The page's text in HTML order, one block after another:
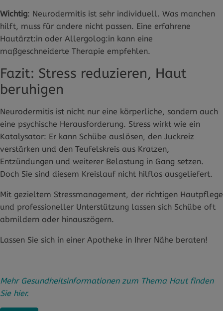
Wichtig: Neurodermitis ist sehr individuell. Was manchen
hilft, muss für andere nicht passen. Eine erfahrene
Hautärzt:in oder Allergolog:in kann eine
maßgeschneiderte Therapie empfehlen.
Fazit: Stress reduzieren, Haut
beruhigen
Neurodermitis ist nicht nur eine körperliche, sondern auch
eine psychische Herausforderung. Stress wirkt wie ein
Katalysator: Er kann Schübe auslösen, den Juckreiz
verstärken und den Teufelskreis aus Kratzen,
Entzündungen und weiterer Belastung in Gang setzen.
Doch Sie sind diesem Kreislauf nicht hilflos ausgeliefert.
Mit gezieltem Stressmanagement, der richtigen Hautpflege
und professioneller Unterstützung lassen sich Schübe oft
abmildern oder hinauszögern.
Lassen Sie sich in einer Apotheke in Ihrer Nähe beraten!
Mehr Gesundheitsinformationen zum Thema Haut finden
Sie hier.